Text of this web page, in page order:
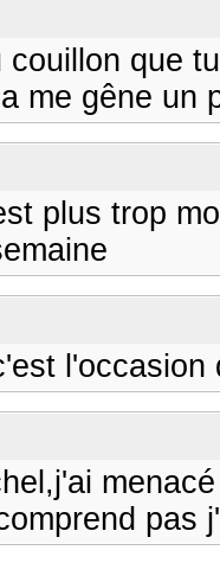
couillon que
me gêne un
plus trop
pas